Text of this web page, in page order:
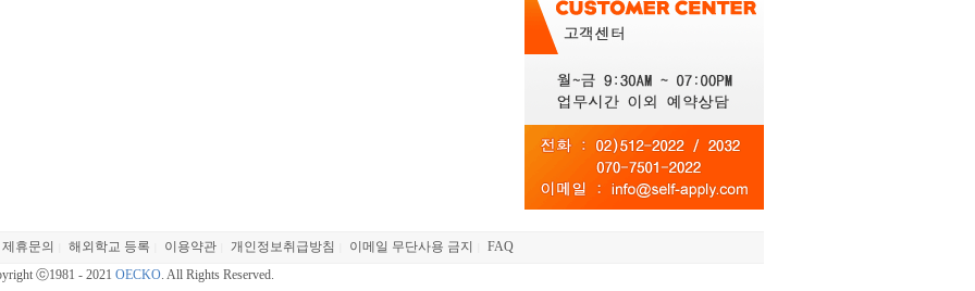
제휴문의 해외학교 등록 이용약관 개인정보취급방침 이메일 무단사용 금지
FAQ
ⓒ1981 - 2021 OECKO. All Rights Reserved.